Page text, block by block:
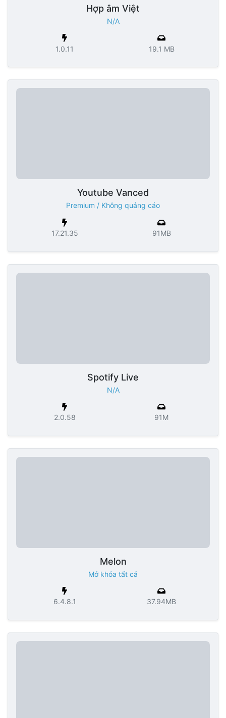
Hợp âm Việt
N/A
1.0.11 19.1 MB
Youtube Vanced
Premium / Không quảng cáo
17.21.35 91MB
Spotify Live
N/A
2.0.58 91M
Melon
Mở khóa tất cả
6.4.8.1 37.94MB